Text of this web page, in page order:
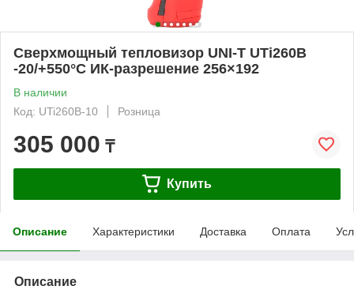
Сверхмощный тепловизор UNI-T UTi260B
-20/+550°С ИК-разрешение 256×192
В наличии
Код: UTi260B-10
Розница
305 000 ₸
Купить
Описание Характеристики Доставка Оплата
Описание